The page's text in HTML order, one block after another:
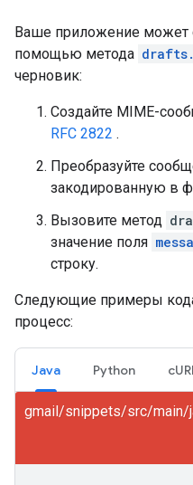
Ваше приложение может
помощью метода
черновик:
Создайте MIME-
RFC 2822 .
Преобразуйте
закодированную в
Вызовите метод
значение поля
строку.
Следующие примеры
процесс:
Java Python